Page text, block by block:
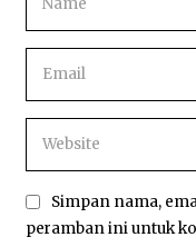
Simpan nama,
peramban ini untuk